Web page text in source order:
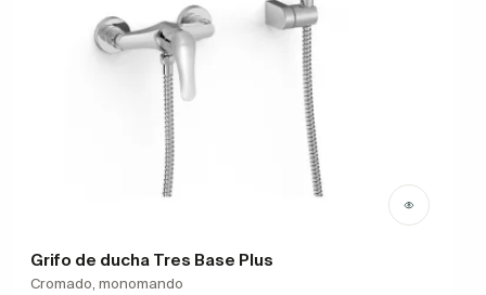
Grifo de ducha Tres Base Plus
Cromado, monomando